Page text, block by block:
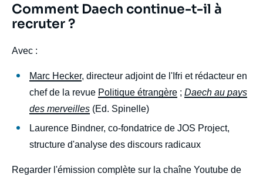
Titre
Edito
Comment Daech continue-t-il à
recruter ?
body
Avec :
Marc Hecker, directeur adjoint de l'Ifri et rédacteur en
chef de la revue Politique étrangère ; Daech au pays
des merveilles (Ed. Spinelle)
Laurence Bindner, co-fondatrice de JOS Project,
structure d'analyse des discours radicaux
Regarder l'émission complète sur la chaîne Youtube de